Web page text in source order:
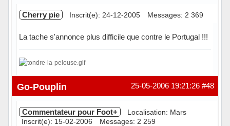
Cherry pie Inscrit(e): 24-12-2005 Messages: 2 369
La tache s'annonce plus difficile que contre le Portugal !!!
Hors ligne #48
25-05-2006 19:21:26
Go-Pouplin
Commentateur pour Foot+
Localisation: Mars
Inscrit(e): 15-02-2006
Messages: 2 259